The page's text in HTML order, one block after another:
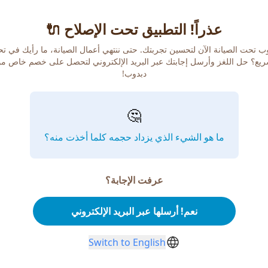
عذراً! التطبيق تحت الإصلاح 🔌
تحت الصيانة الآن لتحسين تجربتك. حتى ننتهي أعمال الصيانة، ما رأيك في
حل اللغز وأرسل إجابتك عبر البريد الإلكتروني لتحصل على خصم خاص
دبدوب!
🤔
ما هو الشيء الذي يزداد حجمه كلما أخذت منه؟
عرفت الإجابة؟
نعم! أرسلها عبر البريد الإلكتروني
Switch to English